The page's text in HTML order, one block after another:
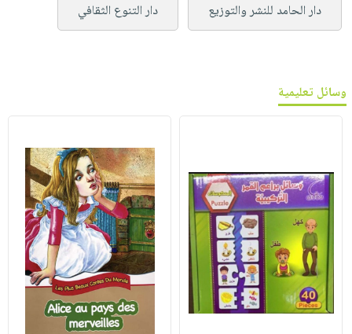
دار الحامد للنشر والتوزيع دار التنوع الثقافي
وسائل تعليمية